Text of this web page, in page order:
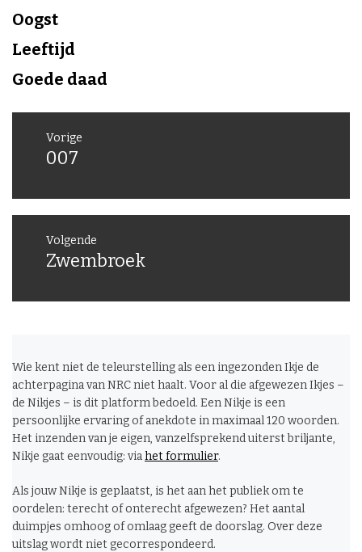
Oogst
Leeftijd
Goede daad
Vorige
Vorig
007
Volgende
Volgend
Zwembroek
Wie kent niet de teleurstelling als een ingezonden Ikje de
achterpagina van NRC niet haalt. Voor al die afgewezen Ikjes –
de Nikjes – is dit platform bedoeld. Een Nikje is een
persoonlijke ervaring of anekdote in maximaal 120 woorden.
Het inzenden van je eigen, vanzelfsprekend uiterst briljante,
Nikje gaat eenvoudig: viahet formulier.
Als jouw Nikje is geplaatst, is het aan het publiek om te
oordelen: terecht of onterecht afgewezen? Het aantal
duimpjes omhoog of omlaag geeft de doorslag. Over deze
uitslag wordt niet gecorrespondeerd.